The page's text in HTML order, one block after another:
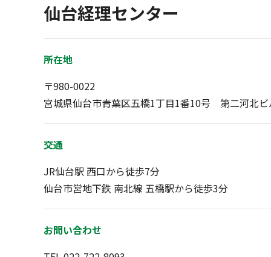
仙台経理センター
所在地
〒980-0022
宮城県仙台市青葉区五橋1丁目1番10号 第二河北ビ
交通
JR仙台駅 西口から徒歩7分
仙台市営地下鉄 南北線 五橋駅から徒歩3分
お問い合わせ